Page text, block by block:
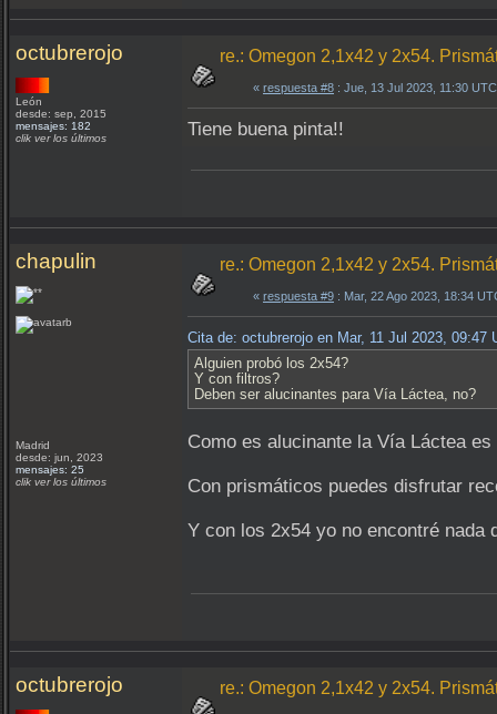
octubrerojo
León
desde: sep, 2015
mensajes: 182
clik ver los últimos
re.: Omegon 2,1x42 y 2x54.
« respuesta #8 : Jue, 13 Jul 2023, 11:30
Tiene buena pinta!!
chapulin
Madrid
desde: jun, 2023
mensajes: 25
clik ver los últimos
re.: Omegon 2,1x42 y 2x54.
« respuesta #9 : Mar, 22 Ago 2023, 18:34
Cita de: octubrerojo en Mar, 11 Jul 2023, 09:47
Alguien probó los 2x54?
Y con filtros?
Deben ser alucinantes para Vía Láctea, no?
Como es alucinante la Vía Láctea
Con prismáticos puedes disfrutar
Y con los 2x54 yo no encontré nada
octubrerojo re.: Omegon 2,1x42 y 2x54.